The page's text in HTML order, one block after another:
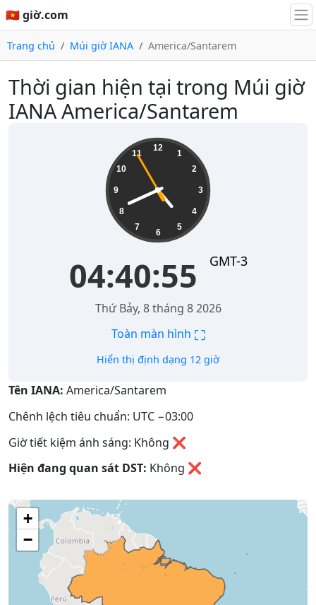
🇻🇳 giờ.com
Trang chủ Múi giờ IANA America/Santarem
Thời gian hiện tại trong Múi giờ
IANA America/Santarem
12
1
2
3
4
5
6
7
8
9
10
11
04:40:56 GMT-3
Thứ Bảy, 8 tháng 8 2026
Toàn màn hình ⛶
Hiển thị định dạng 12 giờ
Tên IANA: America/Santarem
Chênh lệch tiêu chuẩn: UTC −03:00
Giờ tiết kiệm ánh sáng: Không ❌
Hiện đang quan sát DST: Không ❌
+
−